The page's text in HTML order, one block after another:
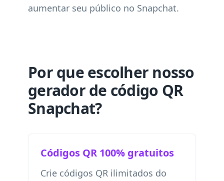
aumentar seu público no Snapchat.
Por que escolher nosso
gerador de código QR
Snapchat?
Códigos QR 100% gratuitos
Crie códigos QR ilimitados do